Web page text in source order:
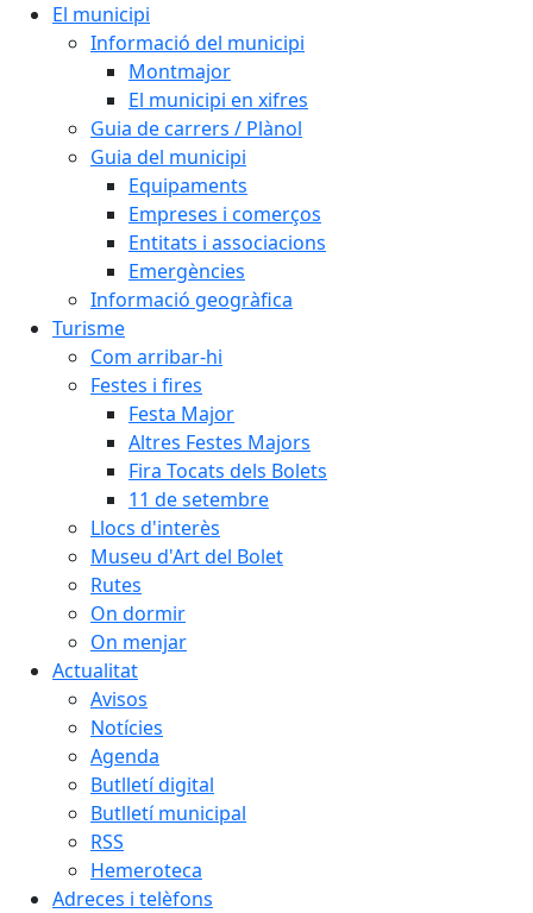
El municipi
Informació del municipi
Montmajor
El municipi en xifres
Guia de carrers / Plànol
Guia del municipi
Equipaments
Empreses i comerços
Entitats i associacions
Emergències
Informació geogràfica
Turisme
Com arribar-hi
Festes i fires
Festa Major
Altres Festes Majors
Fira Tocats dels Bolets
11 de setembre
Llocs d'interès
Museu d'Art del Bolet
Rutes
On dormir
On menjar
Actualitat
Avisos
Notícies
Agenda
Butlletí digital
Butlletí municipal
RSS
Hemeroteca
Adreces i telèfons